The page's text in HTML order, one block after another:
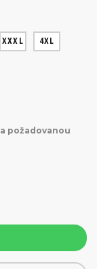
XXXL 4XL
požadovanou